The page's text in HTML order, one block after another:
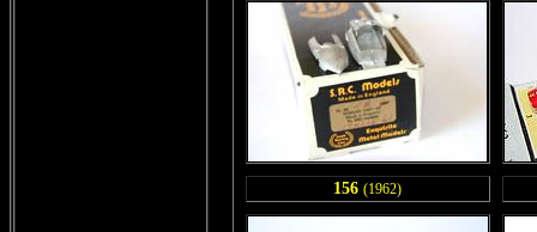
156 (1962)